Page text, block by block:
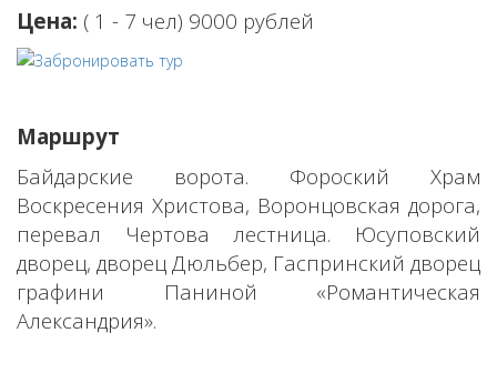
Цена: ( 1 - 7 чел) 9000 рублей
Маршрут
Байдарские ворота. Фороский Храм
Воскресения Христова, Воронцовская дорога,
перевал Чертова лестница. Юсуповский
дворец, дворец Дюльбер, Гаспринский дворец
графини Паниной «Романтическая
Александрия».